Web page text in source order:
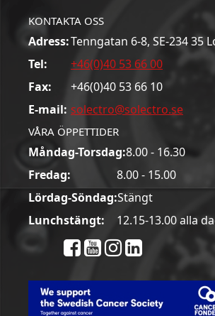
KONTAKTA OSS
Adress:Tenngatan 6-8, SE-234 35
Tel:
+46(0)40 53 66 00
Fax:
+46(0)40 53 66 10
E-mail: solectro@solectro.se
VÅRA ÖPPETTIDER
Måndag-Torsdag:8.00 - 16.30
Fredag:
8.00 - 15.00
Lördag-Söndag:Stängt
Lunchstängt:
12.15-13.00 alla